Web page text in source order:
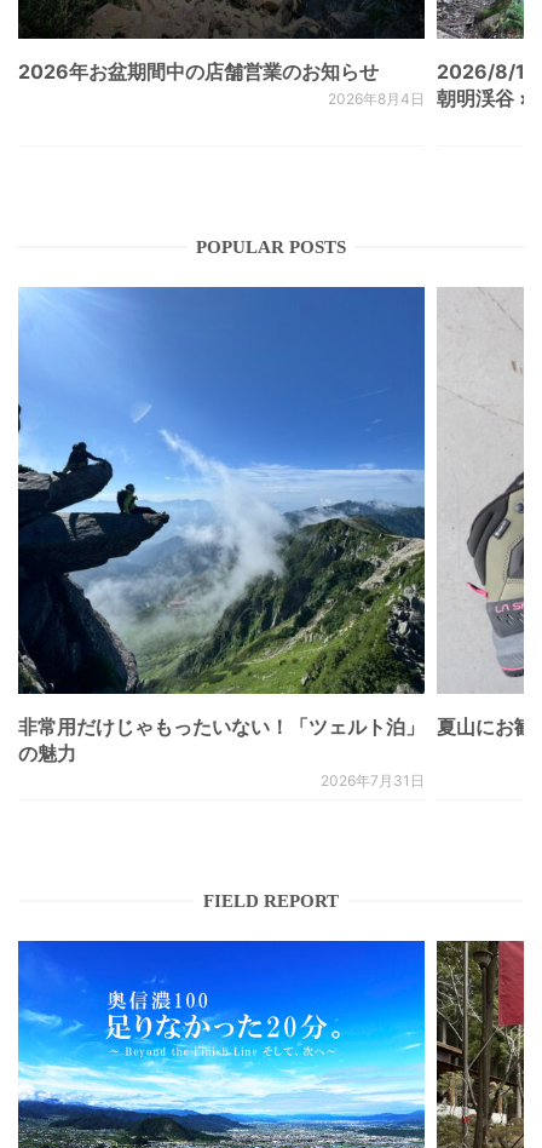
2026年お盆期間中の店舗営業のお知らせ
2026年8月4日
2026/8/
朝明渓谷 ×
POPULAR POSTS
非常用だけじゃもったいない！「ツェルト泊」
の魅力
2026年7月31日
夏山にお
FIELD REPORT